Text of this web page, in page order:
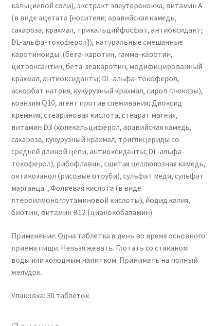
кальциевой соли), экстракт элеутерококка, витамин А
(в виде ацетата [носители; аравийская камедь,
сахароза, крахмал, трикальцийфосфат, антиоксидант;
DL-альфа-токоферол]), натуральные смешанные
каротиноиды. (бета-каротин, гамма-каротин,
цитроксантин, бета-зеакаротин, модифицированный
крахмал, антиоксиданты; DL-альфа-токоферол,
аскорбат натрия, кукурузный крахмал, сироп глюкозы),
коэнзим Q10, агент против слеживания; Диоксид
кремния, стеариновая кислота, стеарат магния,
витамин D3 (холекальциферол, аравийская камедь,
сахароза, кукурузный крахмал, триглицериды со
средней длиной цепи, антиоксиданты; DL-альфа-
токоферол), рибофлавин, сшитая целлюлозная камедь,
октакозанол (рисовые отруби), сульфат меди, сульфат
марганца. , Фолиевая кислота (в виде
птероилмоноглутаминовой кислоты), йодид калия,
биотин, витамин B12 (цианокобаламин)
Применение: Одна таблетка в день во время основного
приема пищи. Нельзя жевать. Глотать со стаканом
воды или холодным напитком. Принимать на полный
желудок.
Упаковка: 30 таблеток